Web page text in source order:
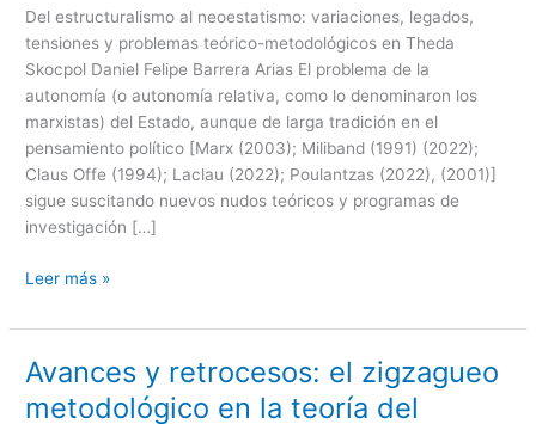
Del estructuralismo al neoestatismo: variaciones, legados,
tensiones y problemas teórico-metodológicos en Theda
Skocpol Daniel Felipe Barrera Arias El problema de la
autonomía (o autonomía relativa, como lo denominaron los
marxistas) del Estado, aunque de larga tradición en el
pensamiento político [Marx (2003); Miliband (1991) (2022);
Claus Offe (1994); Laclau (2022); Poulantzas (2022), (2001)]
sigue suscitando nuevos nudos teóricos y programas de
investigación […]
y
problemas
teórico-
metodológicos
en
Theda
Skocpol
Leer más »
Avances y retrocesos: el zigzagueo
metodológico en la teoría del
Avances
retrocesos: